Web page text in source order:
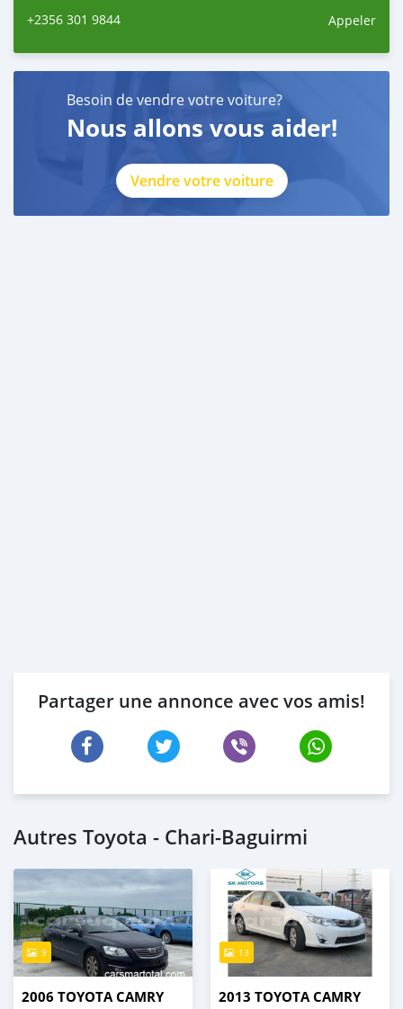
+2356 301 9844 Appeler
Besoin de vendre votre voiture?
Nous allons vous aider!
Vendre votre voiture
Partager une annonce avec vos amis!
Autres Toyota - Chari-Baguirmi
9
2006 TOYOTA CAMRY
13
2013 TOYOTA CAMRY